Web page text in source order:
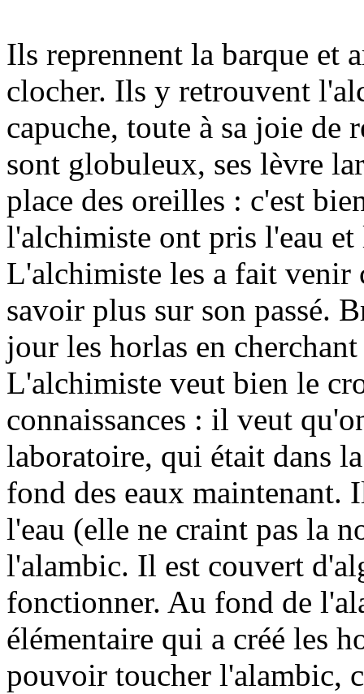
Ils reprennent la barque et
clocher. Ils y retrouvent
capuche, toute à sa joie de
sont globuleux, ses lèvre
place des oreilles : c'est
l'alchimiste ont pris l'eau
L'alchimiste les a fait venir
savoir plus sur son passé.
jour les horlas en
L'alchimiste veut bien le
connaissances : il veut
laboratoire, qui était dans
fond des eaux maintenant.
l'eau (elle ne craint pas la
l'alambic. Il est couvert
fonctionner. Au fond de
élémentaire qui a créé les
pouvoir toucher l'alambic,